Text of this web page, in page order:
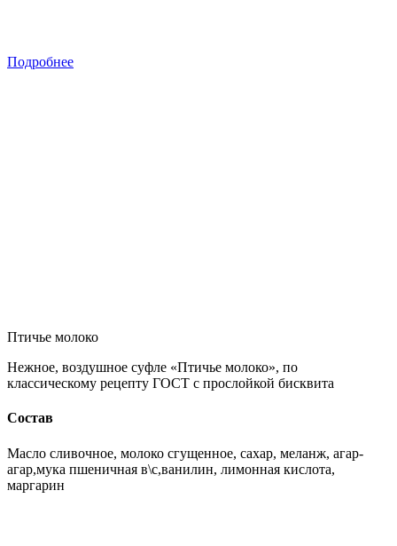
Подробнее
Птичье молоко
Нежное, воздушное суфле «Птичье молоко», по
классическому рецепту ГОСТ с прослойкой бисквита
Состав
Масло сливочное, молоко сгущенное, сахар, меланж, агар-
агар,мука пшеничная в\с,ванилин, лимонная кислота,
маргарин